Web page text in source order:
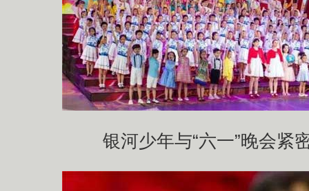
银河少年与“六一”晚会紧